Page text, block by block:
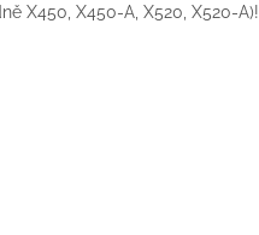
X450, X450-A, X520, X520-A)!